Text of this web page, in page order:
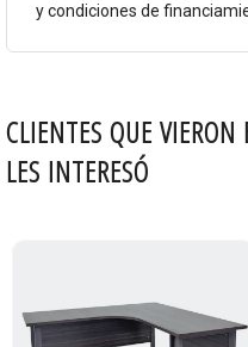
y condiciones de
CLIENTES QUE
LES INTERESÓ